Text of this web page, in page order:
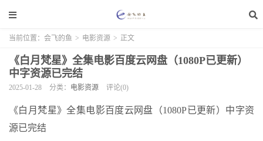
当前位置： 会飞的鱼 > 电影资源 > 正文
《白月梵星》全集电影百度云网盘（1080P已更新）
中字资源已完结
2025-01-28 分类： 电影资源 评论(0)
《白月梵星》全集电影百度云网盘（1080P已更新）中字资
源已完结